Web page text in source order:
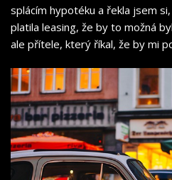
splácím hypotéku a řekla jsem
platila leasing, že by to možná
ale přítele, který říkal, že by mi